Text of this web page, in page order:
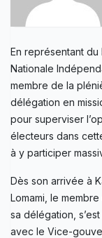
En représentant du
Nationale
membre de la
délégation en
pour superviser
électeurs dans
à y participer
Dès son arrivée à
Lomami, le
sa délégation,
avec le Vice-